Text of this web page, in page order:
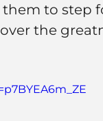
to step
the